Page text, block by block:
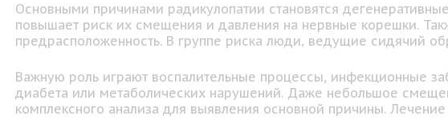
Основными причинами радикулопатии становятся
повышает риск их смещения и давления на нервные корешки.
предрасположенность. В группе риска люди, ведущие сидячий
Важную роль играют воспалительные процессы, инфекционные
диабета или метаболических нарушений. Даже небольшое
комплексного анализа для выявления основной причины.